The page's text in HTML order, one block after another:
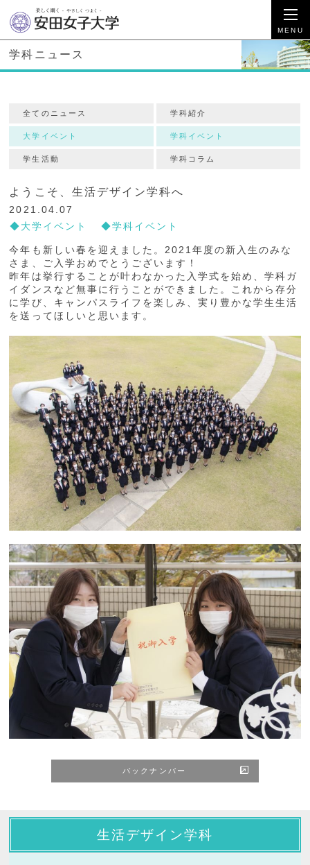
学科ニュース
全てのニュース 学科紹介
大学イベント 学科イベント
学生活動 学科コラム
ようこそ、生活デザイン学科へ
2021.04.07
大学イベント
学科イベント
今年も新しい春を迎えました。2021年度の新入生のみな
さま、ご入学おめでとうございます！
昨年は挙行することが叶わなかった入学式を始め、学科ガ
イダンスなど無事に行うことができました。これから存分
に学び、キャンパスライフを楽しみ、実り豊かな学生生活
を送ってほしいと思います。
バックナンバー
生活デザイン学科